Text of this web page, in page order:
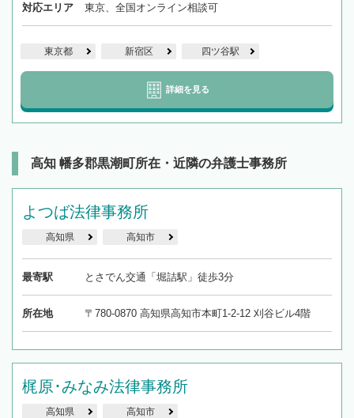
対応エリア 東京、全国オンライン相談可
東京都 新宿区 四ツ谷駅
詳細を見る
高知 幡多郡黒潮町所在・近隣の弁護士事務所
よつば法律事務所
高知県 高知市
最寄駅 とさでん交通「堀詰駅」徒歩3分
所在地 〒780-0870 高知県高知市本町1-2-12 刈谷ビル4階
梶原･みなみ法律事務所
高知県 高知市